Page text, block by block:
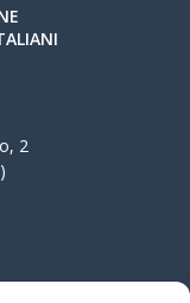
2